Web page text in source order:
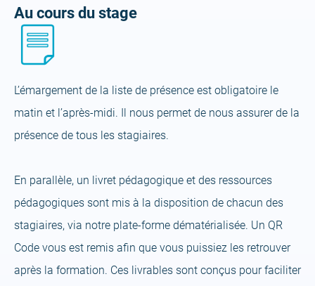
Au cours du stage
L’émargement de la liste de présence est obligatoire le
matin et l’après-midi. Il nous permet de nous assurer de la
présence de tous les stagiaires.
En parallèle, un livret pédagogique et des ressources
pédagogiques sont mis à la disposition de chacun des
stagiaires, via notre plate-forme dématérialisée. Un QR
Code vous est remis afin que vous puissiez les retrouver
après la formation. Ces livrables sont conçus pour faciliter